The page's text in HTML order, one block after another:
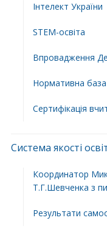
Інтелект України
STEM-освіта
Впровадження
Нормативна база
Сертифікація
Система якості
Координатор
Т.Г.Шевченка з
Результати